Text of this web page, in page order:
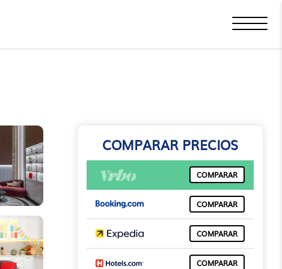
COMPARAR PRECIOS
COMPARAR
COMPARAR
COMPARAR
COMPARAR